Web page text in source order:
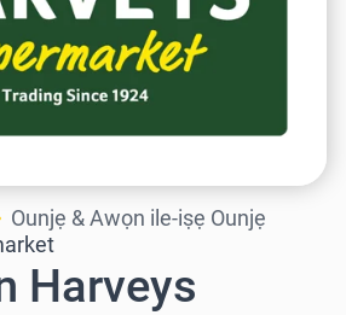
Ounjẹ & Awọn ile-iṣẹ Ounjẹ
Harveys